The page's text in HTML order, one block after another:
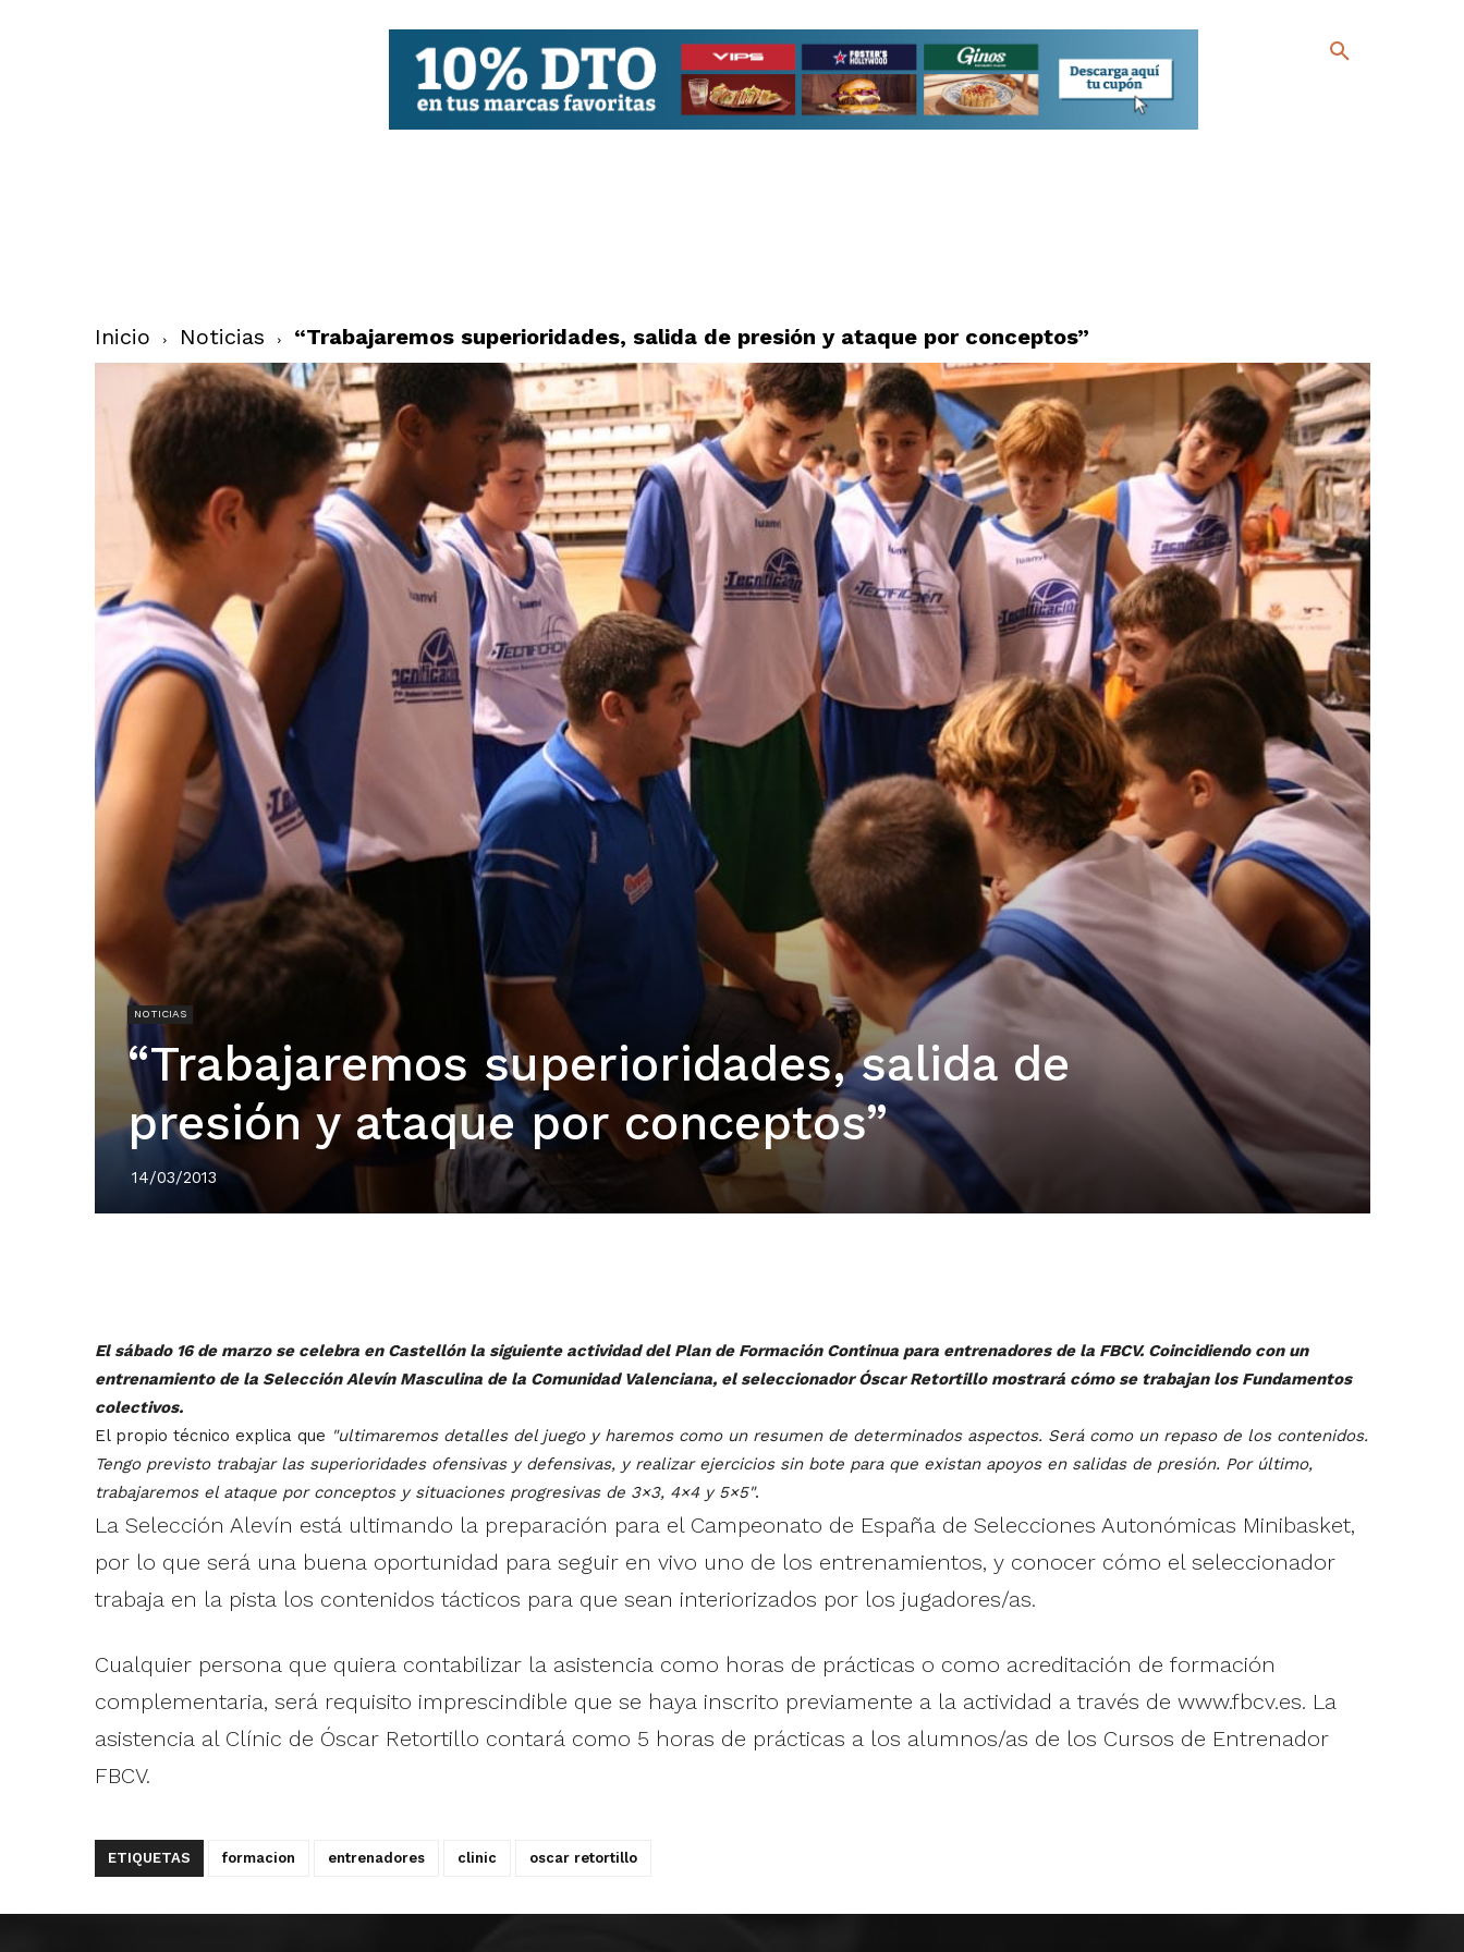
Inicio Noticias “Trabajaremos superioridades, salida de presión y ataque por conceptos”
NOTICIAS
“Trabajaremos superioridades, salida de
presión y ataque por conceptos”
14/03/2013
El sábado 16 de marzo se celebra en Castellón la siguiente actividad del Plan de Formación Continua para entrenadores de la FBCV. Coincidiendo con un
entrenamiento de la Selección Alevín Masculina de la Comunidad Valenciana, el seleccionador Óscar Retortillo mostrará cómo se trabajan los Fundamentos
colectivos.
El propio técnico explica que "ultimaremos detalles del juego y haremos como un resumen de determinados aspectos. Será como un repaso de los contenidos.
Tengo previsto trabajar las superioridades ofensivas y defensivas, y realizar ejercicios sin bote para que existan apoyos en salidas de presión. Por último,
trabajaremos el ataque por conceptos y situaciones progresivas de 3×3, 4×4 y 5×5".
La Selección Alevín está ultimando la preparación para el Campeonato de España de Selecciones Autonómicas Minibasket,
por lo que será una buena oportunidad para seguir en vivo uno de los entrenamientos, y conocer cómo el seleccionador
trabaja en la pista los contenidos tácticos para que sean interiorizados por los jugadores/as.
Cualquier persona que quiera contabilizar la asistencia como horas de prácticas o como acreditación de formación
complementaria, será requisito imprescindible que se haya inscrito previamente a la actividad a través de www.fbcv.es. La
asistencia al Clínic de Óscar Retortillo contará como 5 horas de prácticas a los alumnos/as de los Cursos de Entrenador
FBCV.
ETIQUETAS formacion entrenadores clinic oscar retortillo